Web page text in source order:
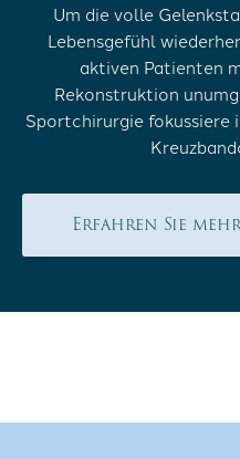
Um die volle
Lebensgefühl
aktiven Patienten
Rekonstruktion
Sportchirurgie fokussiere
Erfahren Sie